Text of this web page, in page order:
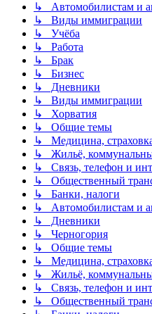
↳ Автомобилистам и
↳ Виды иммиграции
↳ Учёба
↳ Работа
↳ Брак
↳ Бизнес
↳ Дневники
↳ Виды иммиграции
↳ Хорватия
↳ Общие темы
↳ Медицина,
↳ Жильё,
↳ Связь, телефон и
↳ Общественный
↳ Банки, налоги
↳ Автомобилистам и
↳ Дневники
↳ Черногория
↳ Общие темы
↳ Медицина,
↳ Жильё,
↳ Связь, телефон и
↳ Общественный